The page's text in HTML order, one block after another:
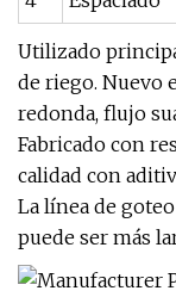
Utilizado
de riego. Nuevo
redonda, flujo
Fabricado con
calidad con
La línea de
puede ser más